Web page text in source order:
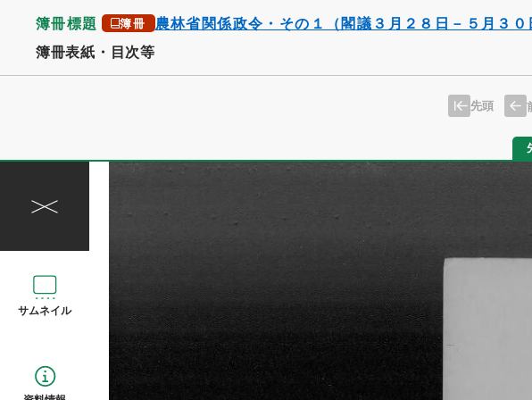
簿冊標題 簿冊 農林省関係政令・その１（閣議３月２８日－５月３
簿冊表紙・目次等
先頭
サムネイル